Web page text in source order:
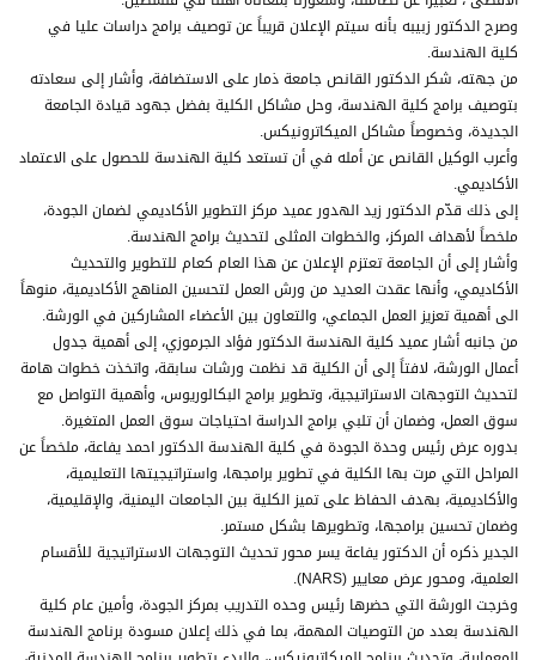
وصرح الدكتور زبيبه بأنه سيتم الإعلان قريباً عن توصيف برامج دراسات عليا في
كلية الهندسة.
من جهته، شكر الدكتور القانص جامعة ذمار على الاستضافة، وأشار إلى سعادته
بتوصيف برامج كلية الهندسة، وحل مشاكل الكلية بفضل جهود قيادة الجامعة
الجديدة، وخصوصاً مشاكل الميكاترونيكس.
وأعرب الوكيل القانص عن أمله في أن تستعد كلية الهندسة للحصول على الاعتماد
الأكاديمي.
إلى ذلك قدّم الدكتور زيد الهدور عميد مركز التطوير الأكاديمي لضمان الجودة،
ملخصاً لأهداف المركز، والخطوات المثلى لتحديث برامج الهندسة.
وأشار إلى أن الجامعة تعتزم الإعلان عن هذا العام كعام للتطوير والتحديث
الأكاديمي، وأنها عقدت العديد من ورش العمل لتحسين المناهج الأكاديمية، منوهاً
الى أهمية تعزيز العمل الجماعي، والتعاون بين الأعضاء المشاركين في الورشة.
من جانبه أشار عميد كلية الهندسة الدكتور فؤاد الجرموزي، إلى أهمية جدول
أعمال الورشة، لافتاً إلى أن الكلية قد نظمت ورشات سابقة، واتخذت خطوات هامة
لتحديث التوجهات الاستراتيجية، وتطوير برامج البكالوريوس، وأهمية التواصل مع
سوق العمل، وضمان أن تلبي برامج الدراسة احتياجات سوق العمل المتغيرة.
بدوره عرض رئيس وحدة الجودة في كلية الهندسة الدكتور احمد يفاعة، ملخصاً عن
المراحل التي مرت بها الكلية في تطوير برامجها، واستراتيجيتها التعليمية،
والأكاديمية، بهدف الحفاظ على تميز الكلية بين الجامعات اليمنية، والإقليمية،
وضمان تحسين برامجها، وتطويرها بشكل مستمر.
الجدير ذكره أن الدكتور يفاعة يسر محور تحديث التوجهات الاستراتيجية للأقسام
العلمية، ومحور عرض معايير (NARS).
وخرجت الورشة التي حضرها رئيس وحده التدريب بمركز الجودة، وأمين عام كلية
الهندسة بعدد من التوصيات المهمة، بما في ذلك إعلان مسودة برنامج الهندسة